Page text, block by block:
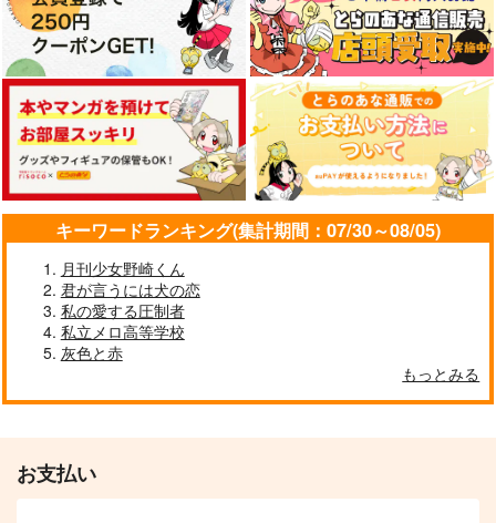
キーワードランキング(集計期間：07/30～08/05)
月刊少女野崎くん
君が言うには犬の恋
私の愛する圧制者
私立メロ高等学校
灰色と赤
もっとみる
お支払い